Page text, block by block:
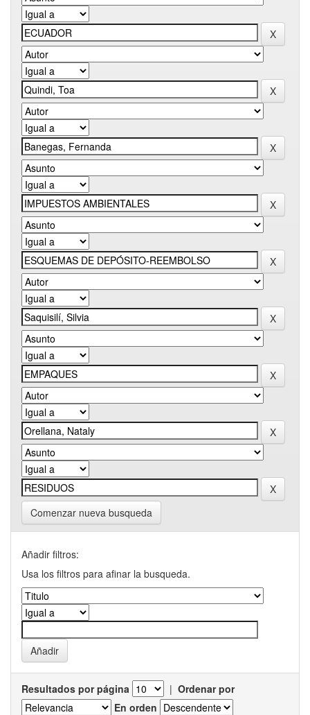
Comenzar nueva busqueda
Añadir filtros:
Usa los filtros para afinar la busqueda.
Resultados por página | Ordenar por
En orden